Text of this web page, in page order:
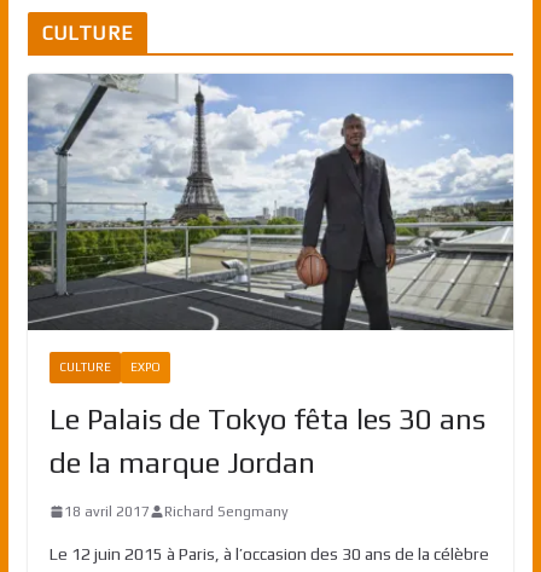
CULTURE
CULTURE EXPO
Le Palais de Tokyo fêta les 30 ans
de la marque Jordan
18 avril 2017 Richard Sengmany
Le 12 juin 2015 à Paris, à l’occasion des 30 ans de la célèbre